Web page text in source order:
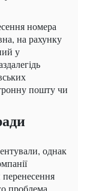
номера
на рахунку
у
пошту чи
однак
проблема